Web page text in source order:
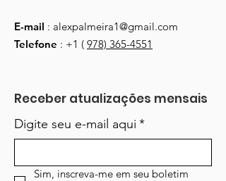
E-mail : alexpalmeira1@gmail.com
Telefone : +1 ( 978) 365-4551
Receber atualizações mensais
Digite seu e-mail aqui *
Sim, inscreva-me em seu boletim